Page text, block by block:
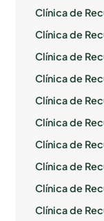
Clínica de
Clínica de
Clínica de
Clínica de
Clínica de
Clínica de
Clínica de
Clínica de
Clínica de
Clínica de